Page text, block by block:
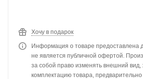
Хочу в подарок
Информация о товаре предоставлена
не является публичной офертой.
за собой право изменять внешний вид,
комплектацию товара,